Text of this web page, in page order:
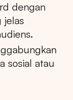
dengan
jelas
sosial atau